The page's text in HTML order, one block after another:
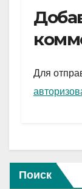
e
a
Для
Поиск